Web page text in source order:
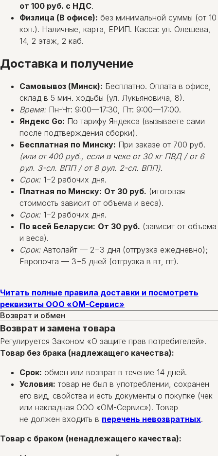
от 100 руб. с НДС.
Физлица (В офисе): без минимальной суммы (от 10
коп.). Наличные, карта, ЕРИП. Касса: ул. Олешева,
14, 2 этаж, 2 каб.
Доставка и получение
Самовывоз (Минск): Бесплатно. Оплата в офисе,
склад в 5 мин. ходьбы (ул. Лукьяновича, 8).
Время: Пн-Чт: 9:00—17:30, Пт: 9:00—17:00.
Яндекс Go: По тарифу Яндекса (вызываете сами
после подтверждения сборки).
Бесплатная по Минску: При заказе от 700 руб.
(или от 400 руб., если в чеке от 30 кг ПВД / от 6
рул. 3-сл. ВПП / от 8 рул. 2-сл. ВПП).
Срок: 1−2 рабочих дня.
Платная по Минску: От 30 руб. (итоговая
стоимость зависит от объема и веса).
Срок: 1−2 рабочих дня.
По всей Беларуси: От 30 руб. (зависит от объема
и веса).
Срок: Автолайт — 2−3 дня (отгрузка ежедневно);
Европочта — 3−5 дней (отгрузка в вт, пт).
Читать полные правила доставки и посмотреть
реквизиты ООО «ОМ-Сервис»
Возврат и обмен
Возврат и замена товара
Регулируется Законом «О защите прав потребителей».
Товар без брака (надлежащего качества):
Срок: обмен или возврат в течение 14 дней.
Условия: товар не был в употреблении, сохранен
его вид, свойства и есть документы о покупке (чек
или накладная ООО «ОМ-Сервис»). Товар
не должен входить в перечень невозвратных.
Товар с браком (ненадлежащего качества):